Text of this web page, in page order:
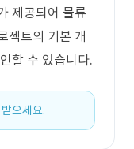
제공되어 물류
젝트의 기본 개
할 수 있습니다.
으세요.